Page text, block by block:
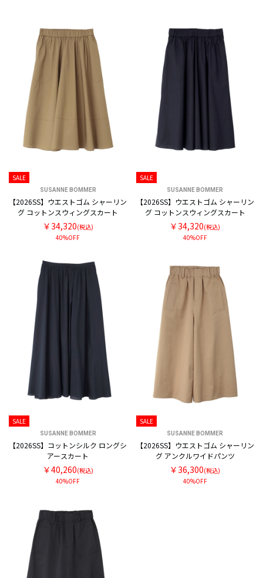
SALE
SUSANNE BOMMER
【2026SS】ウエストゴム シャーリン
グ コットンスウィングスカート
￥34,320(税込)
40%OFF
SALE
SUSANNE BOMMER
【2026SS】ウエストゴム シャーリン
グ コットンスウィングスカート
￥34,320(税込)
40%OFF
SALE
SUSANNE BOMMER
【2026SS】コットンシルク ロングシ
アースカート
￥40,260(税込)
40%OFF
SALE
SUSANNE BOMMER
【2026SS】ウエストゴム シャーリン
グ アンクルワイドパンツ
￥36,300(税込)
40%OFF